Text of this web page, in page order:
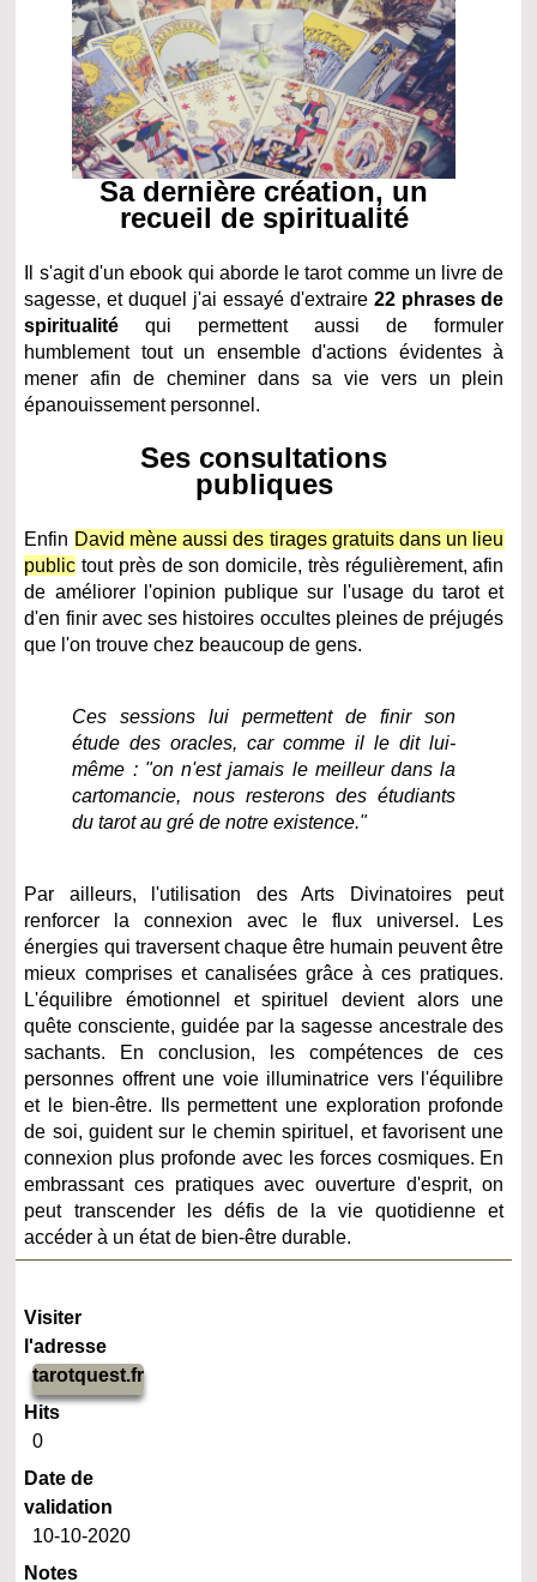
Sa dernière création, un
recueil de spiritualité
Il s'agit d'un ebook qui aborde le tarot comme un livre de
sagesse, et duquel j'ai essayé d'extraire 22 phrases de
spiritualité qui permettent aussi de formuler
humblement tout un ensemble d'actions évidentes à
mener afin de cheminer dans sa vie vers un plein
épanouissement personnel.
Ses consultations
publiques
Enfin David mène aussi des tirages gratuits dans un lieu
public tout près de son domicile, très régulièrement, afin
de améliorer l'opinion publique sur l'usage du tarot et
d'en finir avec ses histoires occultes pleines de préjugés
que l'on trouve chez beaucoup de gens.
Ces sessions lui permettent de finir son
étude des oracles, car comme il le dit lui-
même : "on n'est jamais le meilleur dans la
cartomancie, nous resterons des étudiants
du tarot au gré de notre existence."
Par ailleurs, l'utilisation des Arts Divinatoires peut
renforcer la connexion avec le flux universel. Les
énergies qui traversent chaque être humain peuvent être
mieux comprises et canalisées grâce à ces pratiques.
L'équilibre émotionnel et spirituel devient alors une
quête consciente, guidée par la sagesse ancestrale des
sachants. En conclusion, les compétences de ces
personnes offrent une voie illuminatrice vers l'équilibre
et le bien-être. Ils permettent une exploration profonde
de soi, guident sur le chemin spirituel, et favorisent une
connexion plus profonde avec les forces cosmiques. En
embrassant ces pratiques avec ouverture d'esprit, on
peut transcender les défis de la vie quotidienne et
accéder à un état de bien-être durable.
Visiter
l'adresse
tarotquest.fr
Hits
0
Date de
validation
10-10-2020
Notes